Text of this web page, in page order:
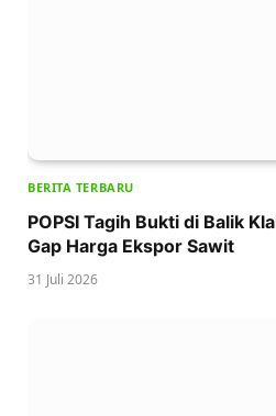
BERITA TERBARU
POPSI Tagih Bukti di Balik
Gap Harga Ekspor Sawit
31 Juli 2026